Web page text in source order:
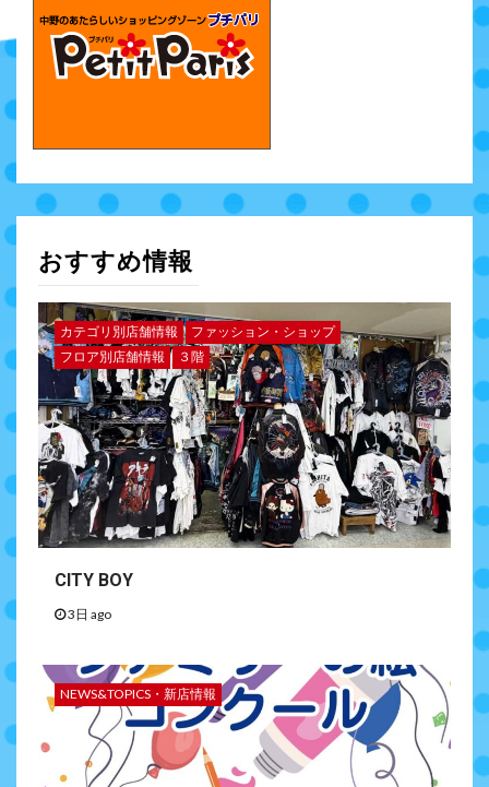
おすすめ情報
カテゴリ別店舗情報
ファッション・ショップ
フロア別店舗情報
３階
CITY BOY
3日 ago
NEWS&TOPICS・新店情報